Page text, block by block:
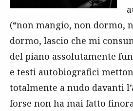
(“non mangio, non dormo,
dormo, lascio che mi
del piano assolutamente
e testi autobiografici
totalmente a nudo davanti
forse non ha mai fatto